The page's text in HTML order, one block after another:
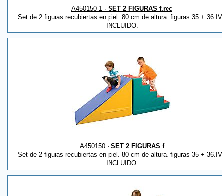
A450150-1 · SET 2 FIGURAS f.rec
Set de 2 figuras recubiertas en piel. 80 cm de altura. figuras 35 +
INCLUIDO.
A450150 · SET 2 FIGURAS f
Set de 2 figuras recubiertas en piel. 80 cm de altura. figuras 35 +
INCLUIDO.